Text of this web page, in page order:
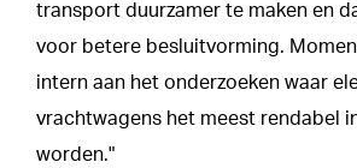
transport duurzamer te maken en
voor betere besluitvorming.
intern aan het onderzoeken waar
vrachtwagens het meest rendabel
worden."